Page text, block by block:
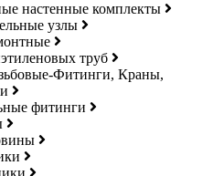
настенные комплекты
узлы
труб
Фитинги, Краны,
фитинги